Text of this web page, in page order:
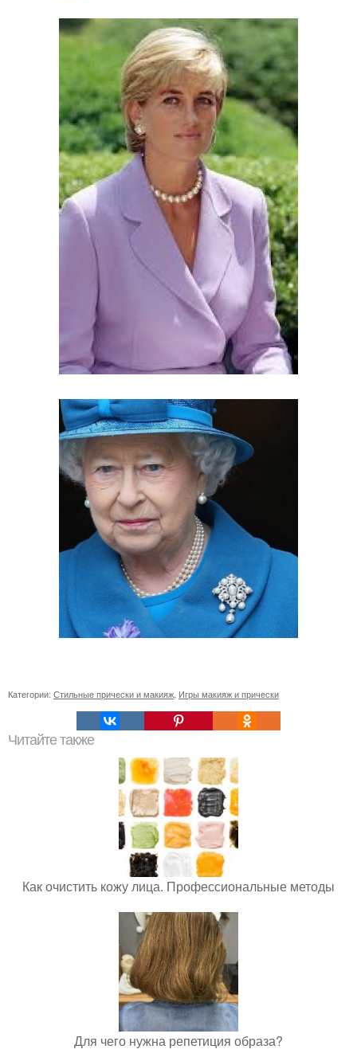
Категории: Стильные прически и макияж Игры макияж и прически
Читайте также
Как очистить кожу лица. Профессиональные методы
Для чего нужна репетиция образа?